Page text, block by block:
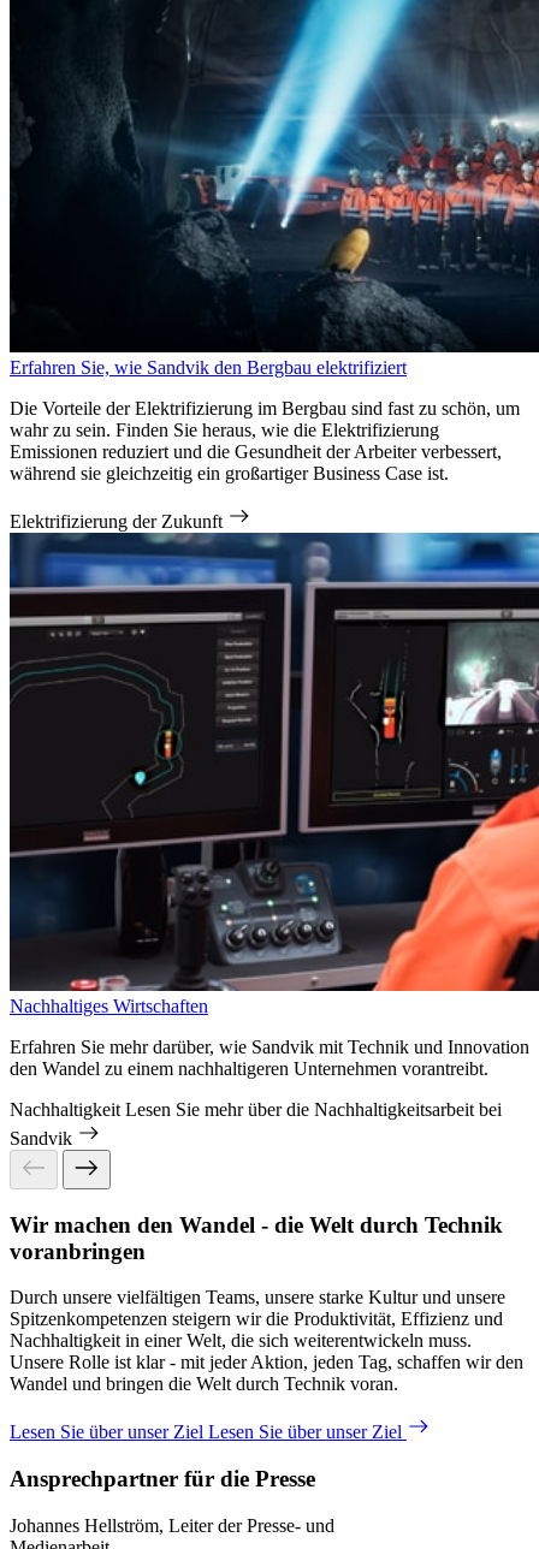
Erfahren Sie, wie Sandvik den Bergbau elektrifiziert
Die Vorteile der Elektrifizierung im Bergbau sind fast zu schön, um
wahr zu sein. Finden Sie heraus, wie die Elektrifizierung
Emissionen reduziert und die Gesundheit der Arbeiter verbessert,
während sie gleichzeitig ein großartiger Business Case ist.
Elektrifizierung der Zukunft
Nachhaltiges Wirtschaften
Erfahren Sie mehr darüber, wie Sandvik mit Technik und Innovation
den Wandel zu einem nachhaltigeren Unternehmen vorantreibt.
Nachhaltigkeit Lesen Sie mehr über die Nachhaltigkeitsarbeit bei
Sandvik
Wir machen den Wandel - die Welt durch Technik
voranbringen
Durch unsere vielfältigen Teams, unsere starke Kultur und unsere
Spitzenkompetenzen steigern wir die Produktivität, Effizienz und
Nachhaltigkeit in einer Welt, die sich weiterentwickeln muss.
Unsere Rolle ist klar - mit jeder Aktion, jeden Tag, schaffen wir den
Wandel und bringen die Welt durch Technik voran.
Lesen Sie über unser Ziel Lesen Sie über unser Ziel
Ansprechpartner für die Presse
Johannes Hellström, Leiter der Presse- und